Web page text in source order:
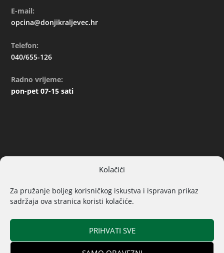
Kolačići
Za pružanje boljeg korisničkog iskustva i ispravan prikaz
sadržaja ova stranica koristi kolačiće.
PRIHVATI SVE
E-mail:
opcina@donjikraljevec.hr
Telefon:
040/655-126
Radno vrijeme:
pon-pet 07-15 sati